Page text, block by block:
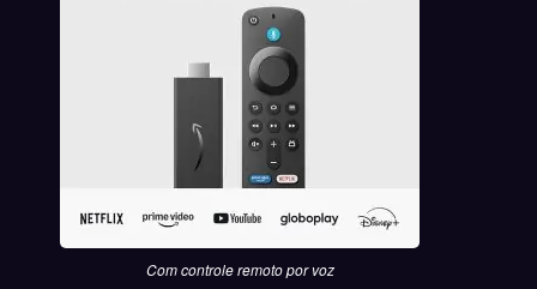
Com controle remoto por voz